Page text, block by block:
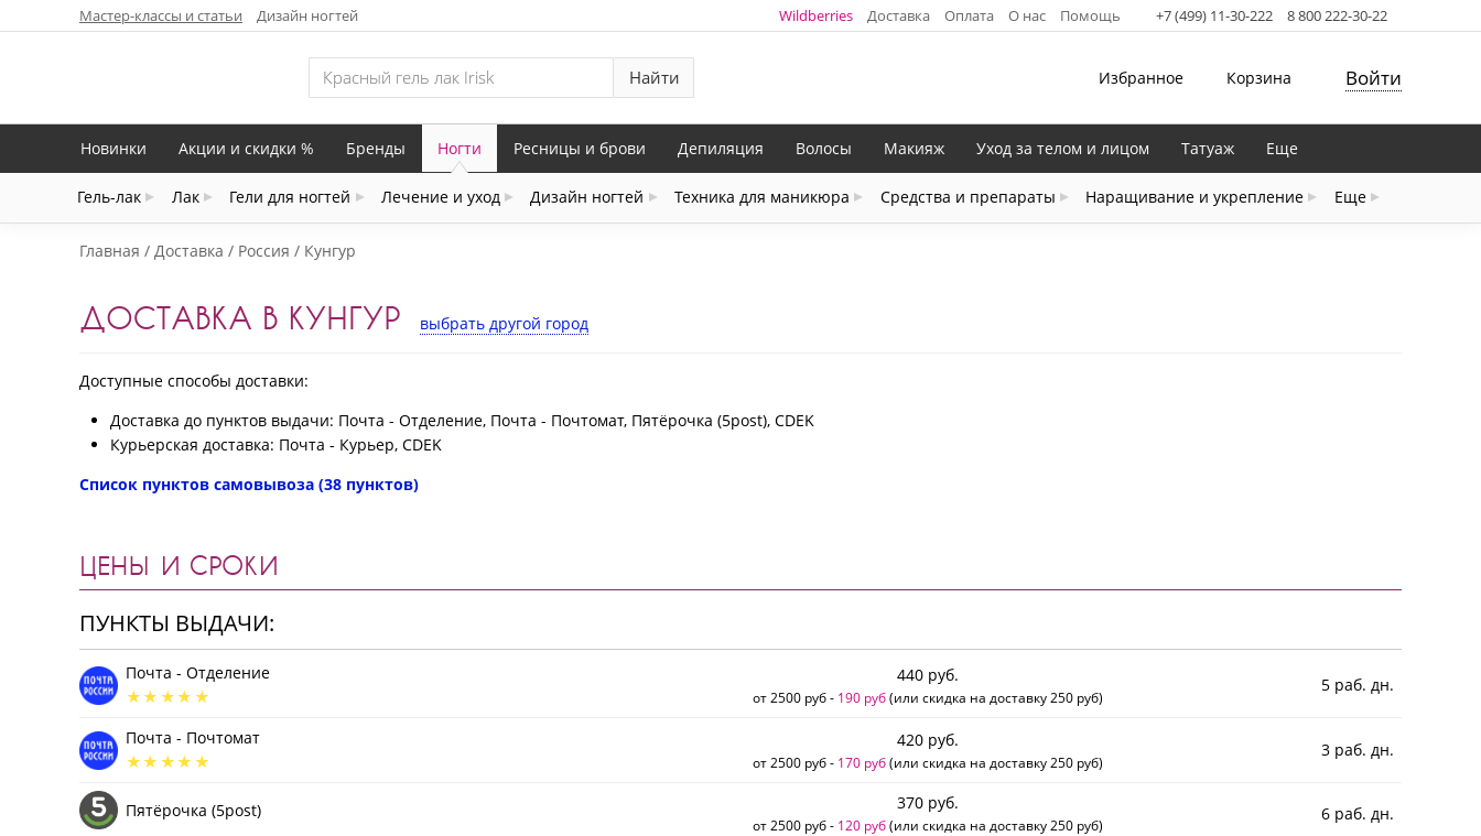
Мастер-классы и статьи Дизайн ногтей Wildberries Доставка Оплата О нас Помощь +7 (499) 11-30-222 8 800 222-30-22
Найти Избранное Корзина Войти
Новинки Акции и скидки % Бренды Ногти
Гель-лак Лак Гели для ногтей Лечение и уход Дизайн ногтей Техника для маникюра Средства и препараты Наращивание и укрепление Еще
Ресницы и брови Депиляция Волосы Макияж Уход за телом и лицом Татуаж Еще
Главная Доставка Россия Кунгур
ДОСТАВКА В КУНГУР выбрать другой город
Доступные способы доставки:
Доставка до пунктов выдачи: Почта - Отделение, Почта - Почтомат, Пятёрочка (5post), CDEK
Курьерская доставка: Почта - Курьер, CDEK
Список пунктов самовывоза (38 пунктов)
ЦЕНЫ И СРОКИ
ПУНКТЫ ВЫДАЧИ:
Почта - Отделение 440 руб.
от 2500 руб - 190 руб(или скидка на доставку 250 руб)
5 раб. дн.
Почта - Почтомат 420 руб.
от 2500 руб - 170 руб(или скидка на доставку 250 руб)
3 раб. дн.
Пятёрочка (5post) 370 руб.
от 2500 руб - 120 руб(или скидка на доставку 250 руб)
6 раб. дн.